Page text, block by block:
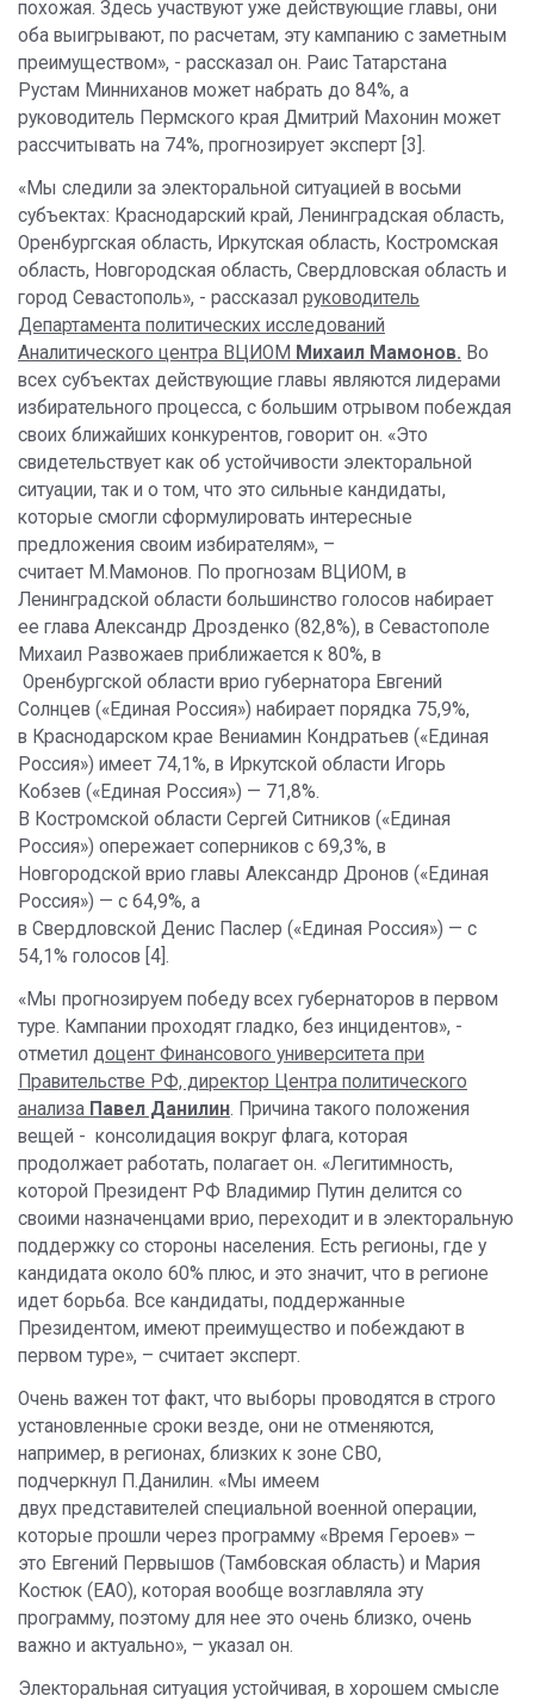
похожая. Здесь участвуют уже действующие главы, они
оба выигрывают, по расчетам, эту кампанию с заметным
преимуществом», - рассказал он. Раис Татарстана
Рустам Минниханов может набрать до 84%, а
руководитель Пермского края Дмитрий Махонин может
рассчитывать на 74%, прогнозирует эксперт [3].
«Мы следили за электоральной ситуацией в восьми
субъектах: Краснодарский край, Ленинградская область,
Оренбургская область, Иркутская область, Костромская
область, Новгородская область, Свердловская область и
город Севастополь», - рассказал руководитель
Департамента политических исследований
Аналитического центра ВЦИОМ Михаил Мамонов. Во
всех субъектах действующие главы являются лидерами
избирательного процесса, с большим отрывом побеждая
своих ближайших конкурентов, говорит он. «Это
свидетельствует как об устойчивости электоральной
ситуации, так и о том, что это сильные кандидаты,
которые смогли сформулировать интересные
предложения своим избирателям», –
считает М.Мамонов. По прогнозам ВЦИОМ, в
Ленинградской области большинство голосов набирает
ее глава Александр Дрозденко (82,8%), в Севастополе
Михаил Развожаев приближается к 80%, в
Оренбургской области врио губернатора Евгений
Солнцев («Единая Россия») набирает порядка 75,9%,
в Краснодарском крае Вениамин Кондратьев («Единая
Россия») имеет 74,1%, в Иркутской области Игорь
Кобзев («Единая Россия») — 71,8%.
В Костромской области Сергей Ситников («Единая
Россия») опережает соперников с 69,3%, в
Новгородской врио главы Александр Дронов («Единая
Россия») — с 64,9%, а
в Свердловской Денис Паслер («Единая Россия») — с
54,1% голосов [4].
«Мы прогнозируем победу всех губернаторов в первом
туре. Кампании проходят гладко, без инцидентов», -
отметил доцент Финансового университета при
Правительстве РФ, директор Центра политического
анализа Павел Данилин. Причина такого положения
вещей - консолидация вокруг флага, которая
продолжает работать, полагает он. «Легитимность,
которой Президент РФ Владимир Путин делится со
своими назначенцами врио, переходит и в электоральную
поддержку со стороны населения. Есть регионы, где у
кандидата около 60% плюс, и это значит, что в регионе
идет борьба. Все кандидаты, поддержанные
Президентом, имеют преимущество и побеждают в
первом туре», – считает эксперт.
Очень важен тот факт, что выборы проводятся в строго
установленные сроки везде, они не отменяются,
например, в регионах, близких к зоне СВО,
подчеркнул П.Данилин. «Мы имеем
двух представителей специальной военной операции,
которые прошли через программу «Время Героев» –
это Евгений Первышов (Тамбовская область) и Мария
Костюк (ЕАО), которая вообще возглавляла эту
программу, поэтому для нее это очень близко, очень
важно и актуально», – указал он.
Электоральная ситуация устойчивая, в хорошем смысле